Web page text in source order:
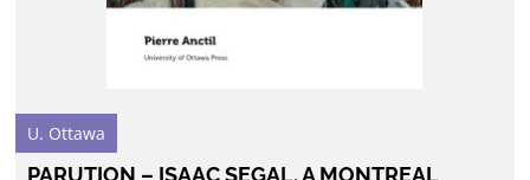
U. Ottawa
PARUTION – ISAAC SEGAL. A MONTREAL